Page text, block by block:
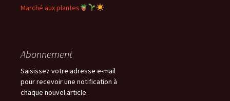
Marché aux plantes
Abonnement
Saisissez votre adresse e-mail
pour recevoir une notification à
chaque nouvel article.